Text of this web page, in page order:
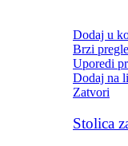
Dodaj u
Brzi
Uporedi
Dodaj na
Zatvori
Stolica